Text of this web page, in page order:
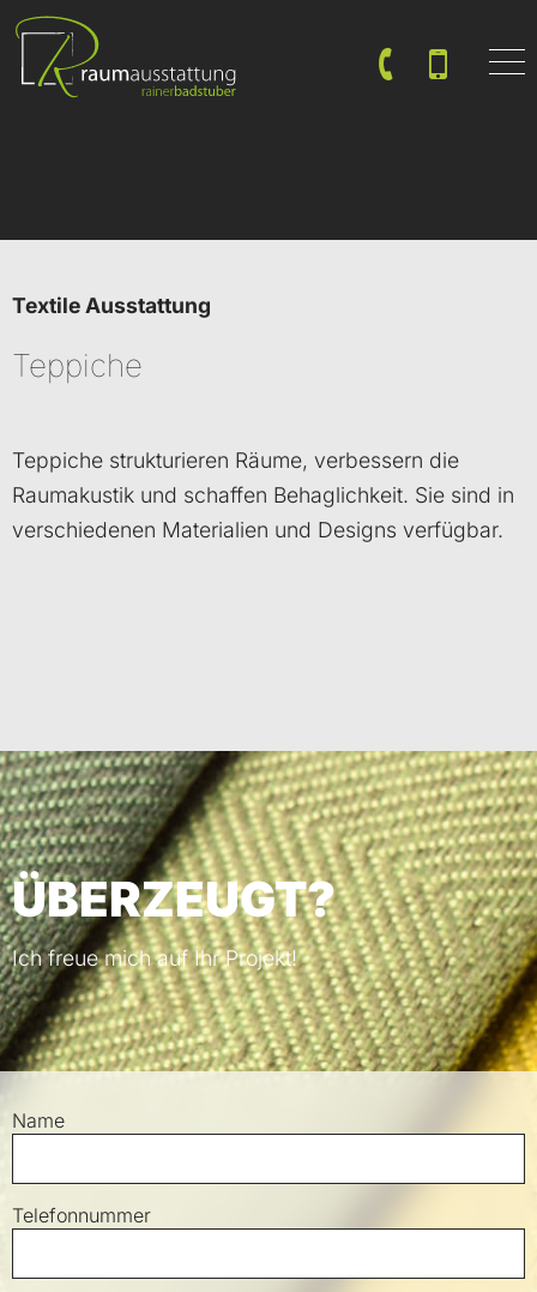
Leistungen
Textile Ausstattung
Teppiche
Teppiche strukturieren Räume, verbessern die
Raumakustik und schaffen Behaglichkeit. Sie sind in
verschiedenen Materialien und Designs verfügbar.
ÜBERZEUGT?
Ich freue mich auf Ihr Projekt!
Name
Telefonnummer
Bitte nicht ausfüllen